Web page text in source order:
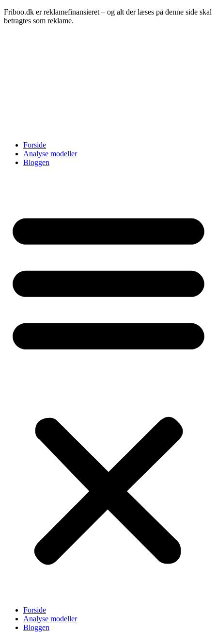
Friboo.dk er reklamefinansieret – og alt der læses på denne side skal
betragtes som reklame.
Forside
Analyse modeller
Bloggen
Forside
Analyse modeller
Bloggen